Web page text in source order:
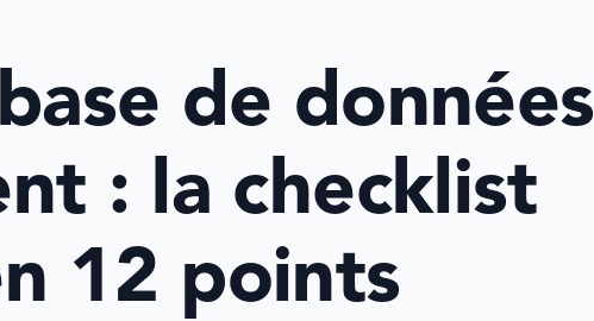
de données
: la checklist
12 points